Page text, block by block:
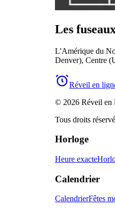
Les
L'Amérique du
Denver), Centre
Réveil en
© 2026 Réveil en
Tous droits
Horloge
Heure exacte
Calendrier
CalendrierFêtes